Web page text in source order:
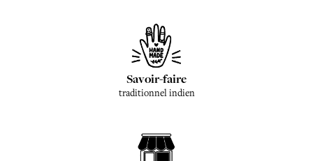
Savoir-faire
traditionnel indien